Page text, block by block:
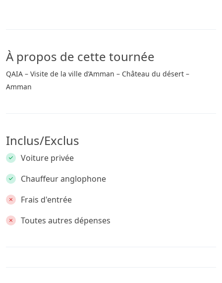
À propos de cette tournée
QAIA – Visite de la ville d’Amman – Château du désert –
Amman
Inclus/Exclus
Voiture privée
Chauffeur anglophone
Frais d'entrée
Toutes autres dépenses